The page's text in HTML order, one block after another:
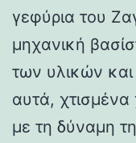
γεφύρια του
μηχανική
των υλικών και
αυτά,
με τη δύναμη